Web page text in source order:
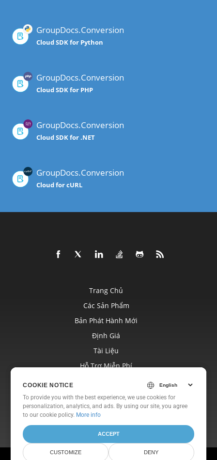
GroupDocs.Conversion
Cloud SDK for Python
GroupDocs.Conversion
Cloud SDK for PHP
GroupDocs.Conversion
Cloud SDK for .NET
GroupDocs.Conversion
Cloud for cURL
COOKIE NOTICE
To provide you with the best experience, we use cookies for
personalization, analytics, and ads. By using our site, you agree
toour cookie policy.
ACCEPT
CUSTOMIZE DENY
Trang Chủ
Các Sản Phẩm
Bản Phát Hành Mới
Định Giá
Tài Liệu
Hỗ Trợ Miễn Phí
Trang Web
Về
COOKIE NOTICE
To provide you with the best experience, we use cookies for
personalization, analytics, and ads. By using our site, you agree
to our cookie policy. More info
ACCEPT
CUSTOMIZE DENY